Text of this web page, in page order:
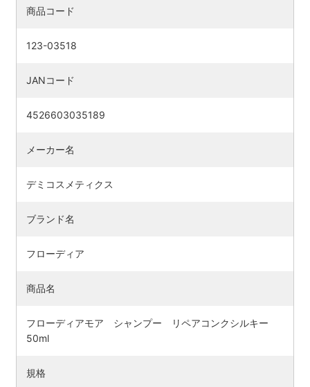
商品コード
123-03518
JANコード
4526603035189
メーカー名
デミコスメティクス
ブランド名
フローディア
商品名
フローディアモア シャンプー リペアコンクシルキー
50ml
規格